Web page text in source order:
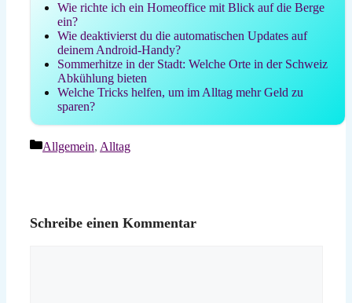
Wie richte ich ein Homeoffice mit Blick auf die Berge
ein?
Wie deaktivierst du die automatischen Updates auf
deinem Android-Handy?
Sommerhitze in der Stadt: Welche Orte in der Schweiz
Abkühlung bieten
Welche Tricks helfen, um im Alltag mehr Geld zu
sparen?
Kategorien
Allgemein, Alltag
Schreibe einen Kommentar